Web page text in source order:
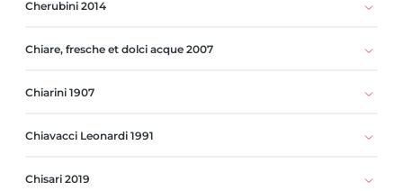
Cherubini 2014
Chiare, fresche et dolci acque 2007
Chiarini 1907
Chiavacci Leonardi 1991
Chisari 2019